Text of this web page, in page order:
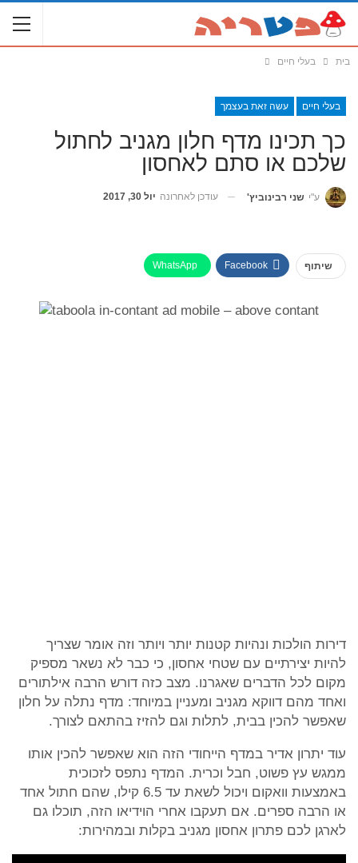
בית בעלי חיים
בעלי חיים עשה זאת בעצמך
כך תכינו מדף חלון מגניב לחתול
שלכם או סתם לאחסון
ע"י שני רבינוביץ' עודכן לאחרונה יול 30, 2017
שיתוף Facebook
WhatsApp
דירות הולכות ונהיות קטנות יותר ויותר וזה אומר שצריך
להיות יצירתיים עם שטחי אחסון, כי כבר לא נשאר מספיק
מקום לכל הדברים שאגרנו. מצב כזה דורש הרבה אילתורים
ואחד מהם דווקא מגניב ומעניין במיוחד: מדף נתלה על חלון
שאפשר להכין בבית, לתלות וגם להזיז בהתאם לצורך.
עוד יתרון אדיר במדף הייחודי הזה הוא שאפשר להכין אותו
ממגש עץ פשוט, חבל וכרית. המדף נתפס לזכוכית
באמצעות וואקום ויכול לשאת עד 6.5 קילו, שהם חתול אחד
או הרבה ספרים. אם תעקבו אחרי הוידיאו הזה, תוכלו גם
לארגן לכם פתרון אחסון מגניב בקלות ובמהירות: